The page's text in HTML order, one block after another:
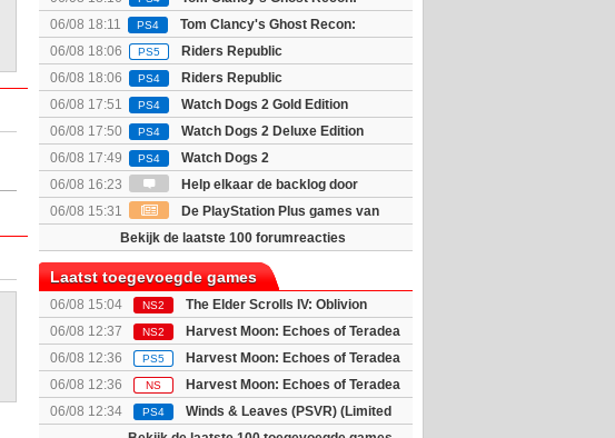
Breakpoint - Standard Edition
06/08 18:11 PS4
Tom Clancy's Ghost Recon:
Wildlands
06/08 18:06 PS5
Riders Republic
06/08 18:06
PS4
Riders Republic
06/08 17:51
PS4
Watch Dogs 2 Gold Edition
06/08 17:50
PS4
Watch Dogs 2 Deluxe Edition
06/08 17:49
PS4
Watch Dogs 2
06/08 16:23
Help elkaar de backlog door
06/08 15:31
De PlayStation Plus games van
augustus zijn bekendBekijk de laatste 100 forumreacties
Laatst toegevoegde games
06/08 15:04 NS2
The Elder Scrolls IV: Oblivion
Remastered - Deluxe E...
06/08 12:37 NS2
Harvest Moon: Echoes of Teradea
06/08 12:36
PS5
Harvest Moon: Echoes of Teradea
06/08 12:36
NS
Harvest Moon: Echoes of Teradea
06/08 12:34
PS4
Winds & Leaves (PSVR) (Limited